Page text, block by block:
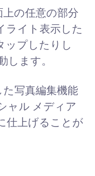
上の任意の部分
ライト表示した
ップしたりし
します。
た写真編集機能
ャル メディア
仕上げることが